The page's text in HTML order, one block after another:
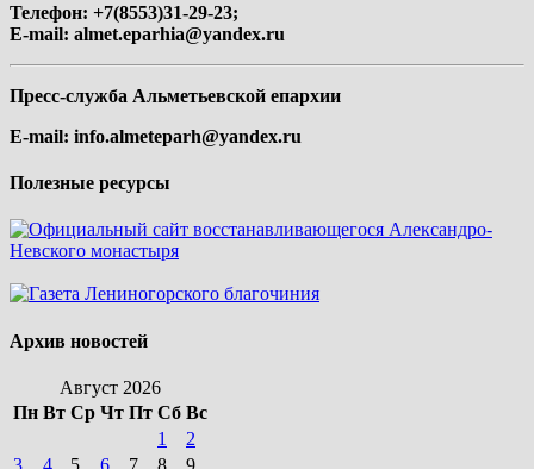
Телефон: +7(8553)31-29-23;
E-mail: almet.eparhia@yandex.ru
Пресс-служба Альметьевской епархии
E-mail: info.almeteparh@yandex.ru
Полезные ресурсы
Архив новостей
Август 2026
Пн Вт Ср Чт Пт Сб Вс
1
2
3
4 5 6 7 8 9